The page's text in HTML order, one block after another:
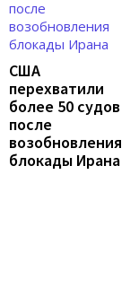
США
перехватили
более 50 судов
после
возобновления
блокады Ирана